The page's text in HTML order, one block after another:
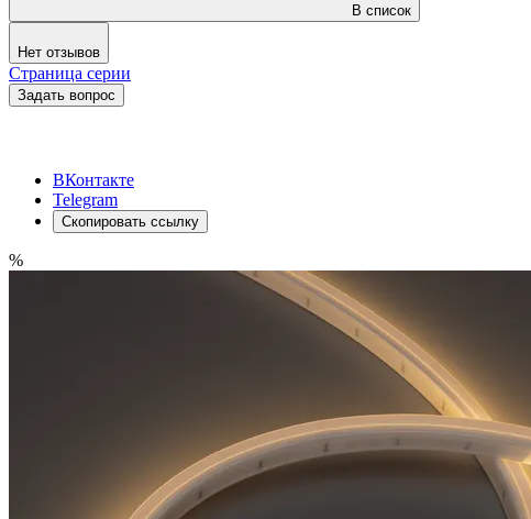
В список
Нет отзывов
Страница серии
Задать вопрос
ВКонтакте
Telegram
Скопировать ссылку
%